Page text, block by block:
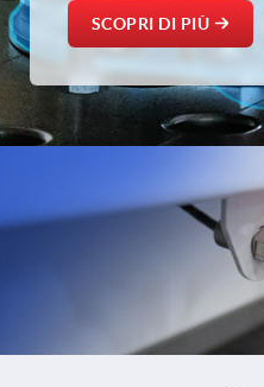
posizionamento
per la saldatura e la
dei metalli.
SCOPRI DI PIÙ